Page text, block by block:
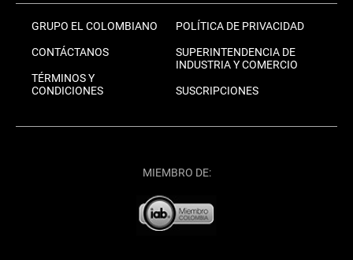
GRUPO EL COLOMBIANO
CONTÁCTANOS
TÉRMINOS Y
CONDICIONES
POLÍTICA DE PRIVACIDAD
SUPERINTENDENCIA DE
INDUSTRIA Y COMERCIO
SUSCRIPCIONES
MIEMBRO DE: